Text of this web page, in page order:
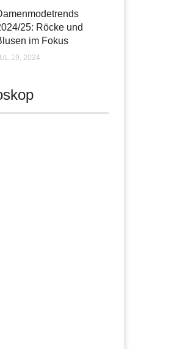
25: Röcke und
im Fokus
19, 2024